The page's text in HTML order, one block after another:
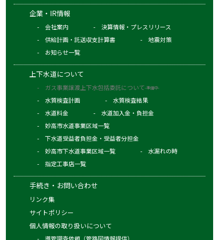
ガスメーターの読みにより算定した使用量に基づくも
のとし、基本料金、従量料金（原料費調整額を含みま
す。）の合計といたします。
＜お客さまに適用するガスの料金＞
料金表は別紙をご覧ください。
別紙の料金は早収料金（すべて税込）です。支払義務
発生日（検針日等）から20日経過後にお支払いいただ
く場合には、遅収料金（３％割増）となります。
実際に適用する単価（円/㎥）は基準単位料金に平均
原料価格の動向を加味して毎月決定されます。
ガス料金は、口座振替又は払込みの方法により、支払
義務発生日の翌日から起算して50日目（支払期限）ま
でにお支払いください。支払期限を経過してもガス料
金のお支払いがない場合、ガスの供給を停止させてい
ただきます。
お客さまの使用量などは、原則として「ガス・水道・
下水道ご使用量のお知らせ」（検針票）にてお知らせ
いたします。
企業・IR情報
会社案内
決算情報・プレスリリース
供給計画・託送収支計算書
地震対策
お知らせ一覧
上下水道について
ガス事業譲渡上下水包括委託について-準備中-
水質検査計画
水質検査結果
水道料金
水道加入金・負担金
妙高市水道事業区域一覧
下水道受益者負担金・受益者分担金
妙高市下水道事業区域一覧
水漏れの時
指定工事店一覧
手続き・お問い合わせ
リンク集
サイトポリシー
個人情報の取り扱いについて
導管調査依頼（管路図情報提供）